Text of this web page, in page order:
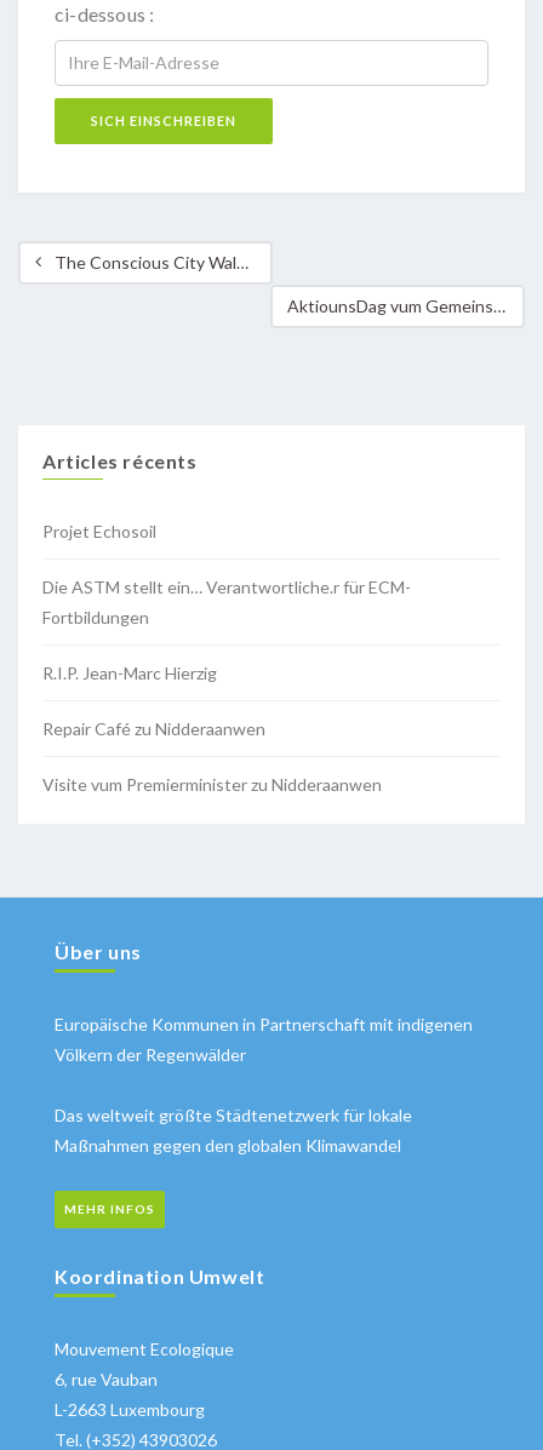
ci-dessous :
The Conscious City Walk Luxembourg – Juli ausgebucht, weitere Führungen im Herbst
AktiounsDag vum Gemeinschaftsgaart „E Gaart op Haard“ zu Rued-Sir
Articles récents
Projet Echosoil
Die ASTM stellt ein… Verantwortliche.r für ECM-
Fortbildungen
R.I.P. Jean-Marc Hierzig
Repair Café zu Nidderaanwen
Visite vum Premierminister zu Nidderaanwen
Über uns
Europäische Kommunen in Partnerschaft mit indigenen
Völkern der Regenwälder
Das weltweit größte Städtenetzwerk für lokale
Maßnahmen gegen den globalen Klimawandel
MEHR INFOS
Koordination Umwelt
Mouvement Ecologique
6, rue Vauban
L-2663 Luxembourg
Tel. (+352) 43903026